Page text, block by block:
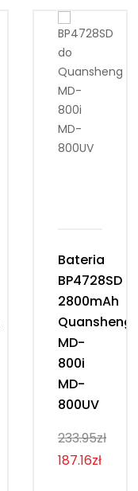
Bateria
BP4728SD
2800mAh
Quansheng
MD-
800i
MD-
800UV
233.95zł
187.16zł